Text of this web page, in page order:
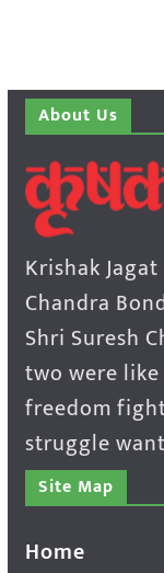
About Us
Krishak
Chandra
Shri Suresh
two were
freedom
struggle
Site Map
Home